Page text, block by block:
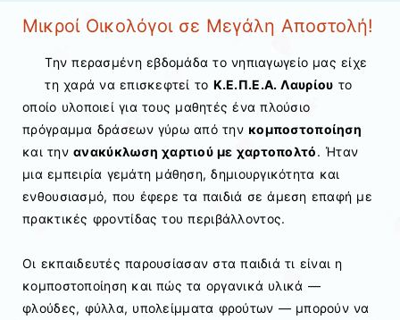
Μικροί Οικολόγοι σε Μεγάλη Αποστολή!
Την περασμένη εβδομάδα το νηπιαγωγείο μας είχε
τη χαρά να επισκεφτεί το Κ.Ε.Π.Ε.Α. Λαυρίου το
οποίο υλοποιεί για τους μαθητές ένα πλούσιο
πρόγραμμα δράσεων γύρω από την κομποστοποίηση
και τηνανακύκλωση χαρτιού με χαρτοπολτό. Ήταν
μια εμπειρία γεμάτη μάθηση, δημιουργικότητα και
ενθουσιασμό, που έφερε τα παιδιά σε άμεση επαφή με
πρακτικές φροντίδας του περιβάλλοντος.
Οι εκπαιδευτές παρουσίασαν στα παιδιά τι είναι η
κομποστοποίηση και πώς τα οργανικά υλικά —
φλούδες, φύλλα, υπολείμματα φρούτων — μπορούν να